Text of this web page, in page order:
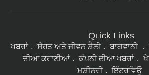
Quick Links
ਖਬਰਾਂ ਸੇਹਤ ਅਤੇ ਜੀਵਨ ਸ਼ੈਲੀ ਬਾਗਵਾਨੀ
ਦੀਆ ਕਹਾਣੀਆਂ
ਕੰਪਨੀ ਦੀਆ ਖਬਰਾਂ
ਮਸ਼ੀਨਰੀ
ਇੰਟਰਵਿਊ